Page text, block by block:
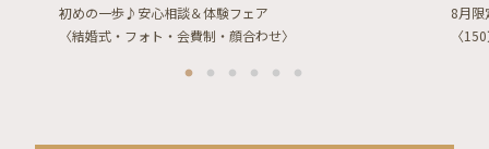
初めの一歩♪安心相談＆体験フェア
〈結婚式・フォト・会費制・顔合わせ〉
8月限
〈